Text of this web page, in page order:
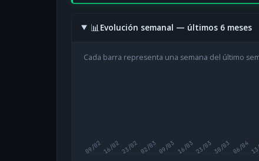
📊Evolución semanal — últimos 6 meses
Cada barra representa una semana del último
09/0216/0223/02 02/03 09/03 16/03 23/03 30/03 06/04